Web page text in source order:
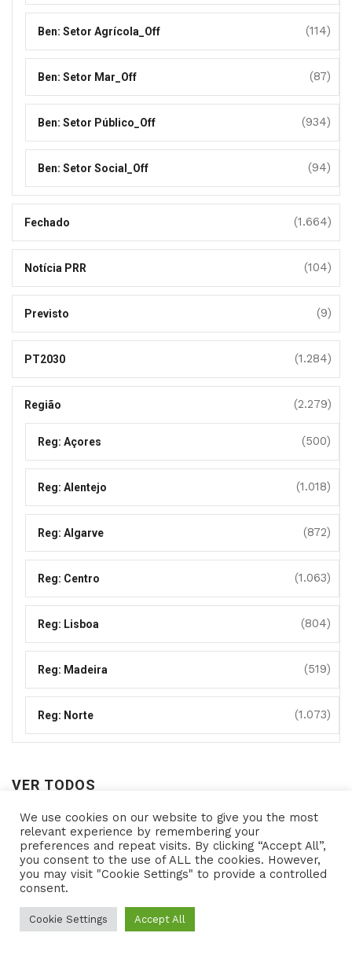
Ben: Setor Agrícola_Off (114)
Ben: Setor Mar_Off (87)
Ben: Setor Público_Off (934)
Ben: Setor Social_Off (94)
Fechado (1.664)
Notícia PRR (104)
Previsto (9)
PT2030 (1.284)
Região (2.279)
Reg: Açores (500)
Reg: Alentejo (1.018)
Reg: Algarve (872)
Reg: Centro (1.063)
Reg: Lisboa (804)
Reg: Madeira (519)
Reg: Norte (1.073)
VER TODOS
Ver
todos
reserved Powered by
We use cookies on our website to give you the most
relevant experience by remembering your
preferences and repeat visits. By clicking “Accept All”,
you consent to the use of ALL the cookies. However,
you may visit "Cookie Settings" to provide a controlled
consent.
Cookie Settings Accept All